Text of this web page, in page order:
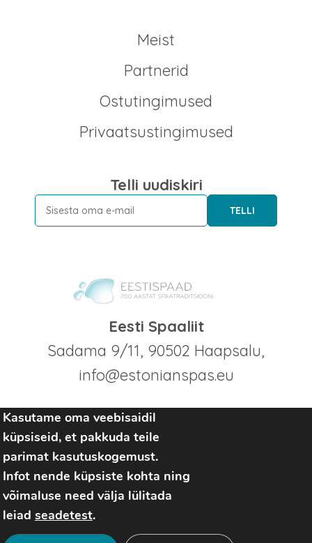
Meist
Partnerid
Ostutingimused
Privaatsustingimused
Telli uudiskiri
TELLI
Eesti Spaaliit
Sadama 9/11, 90502 Haapsalu,
info@estonianspas.eu
COVID-19 pandeemia vastumeetmete raames.
Kasutame oma veebisaidil
küpsiseid, et pakkuda teile
parimat kasutuskogemust.
Infot nende küpsiste kohta ning
võimaluse need välja lülitada
leiad seadetest.